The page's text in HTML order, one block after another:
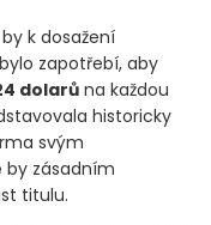
k dosažení
zapotřebí, aby
dolarů na každou
historicky
svým
by zásadním
titulu.